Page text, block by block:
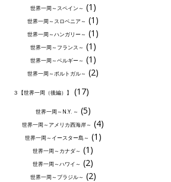
世界一周～スペイン～ (1)
世界一周～スロベニア～ (1)
世界一周～ハンガリー～ (1)
世界一周～フランス～ (1)
世界一周～ベルギー～ (1)
世界一周～ポルトガル～ (2)
３【世界一周（後編）】 (17)
世界一周～N.Y. ～ (5)
世界一周～アメリカ西海岸～ (4)
世界一周～イースター島～ (1)
世界一周～カナダ～ (1)
世界一周～ハワイ～ (2)
世界一周～ブラジル～ (2)